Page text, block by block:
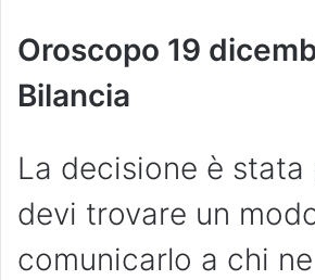
Oroscopo 19
Bilancia
La decisione è stata
devi trovare un
comunicarlo a chi